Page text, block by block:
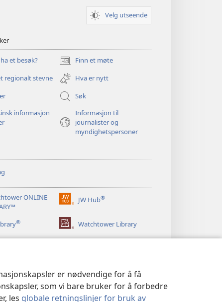
er nødvendige for å få
som vi bare bruker for å forbedre
les globale retningslinjer for bruk av
Velg utseende
et besøk? Finn et møte
(åpner
nytt
vindu)
regionalt stevne
Hva er nytt
Søk
informasjon
Informasjon til
journalister og
myndighetspersoner
ONLINE
JW Hub®
(åpner
vindu)
® Watchtower Library